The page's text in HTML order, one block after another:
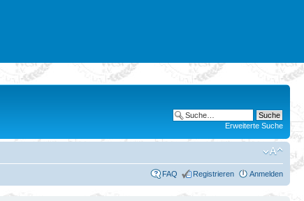
Erweiterte Suche
FAQ Registrieren Anmelden